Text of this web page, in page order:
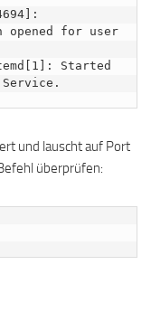
opened for user
Started
und lauscht auf Port
überprüfen: